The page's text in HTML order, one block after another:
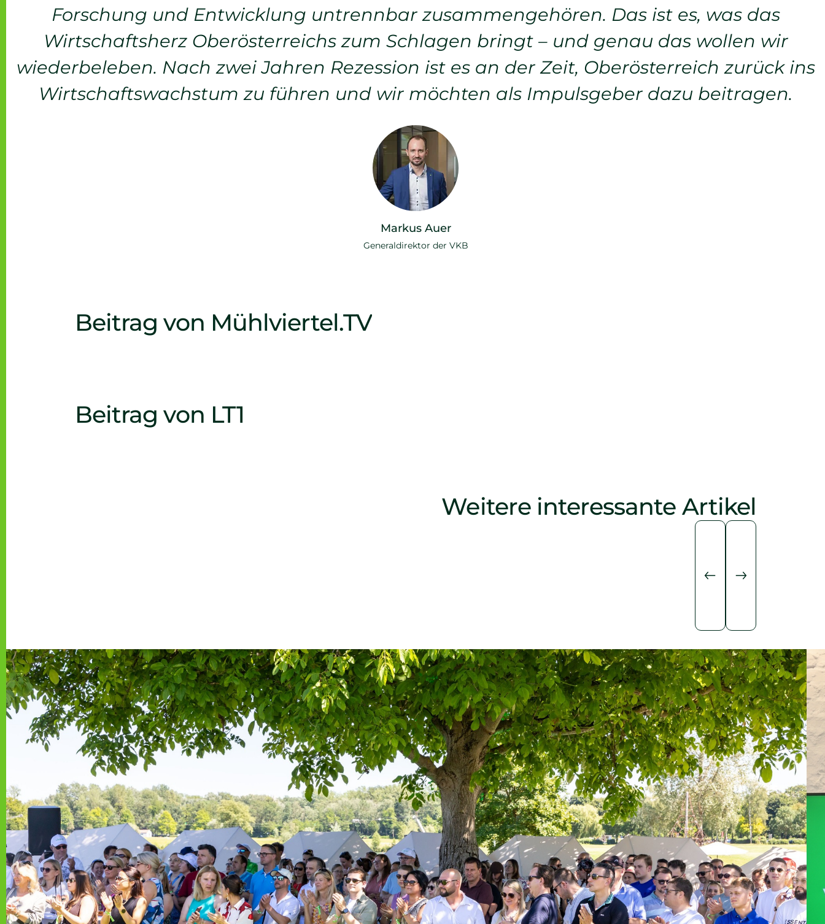
Forschung und Entwicklung untrennbar zusammengehören. Das ist es, was das
Wirtschaftsherz Oberösterreichs zum Schlagen bringt – und genau das wollen wir
wiederbeleben. Nach zwei Jahren Rezession ist es an der Zeit, Oberösterreich zurück ins
Wirtschaftswachstum zu führen und wir möchten als Impulsgeber dazu beitragen.
Markus Auer
Generaldirektor der VKB
Beitrag von Mühlviertel.TV
Beitrag von LT1
Weitere interessante Artikel